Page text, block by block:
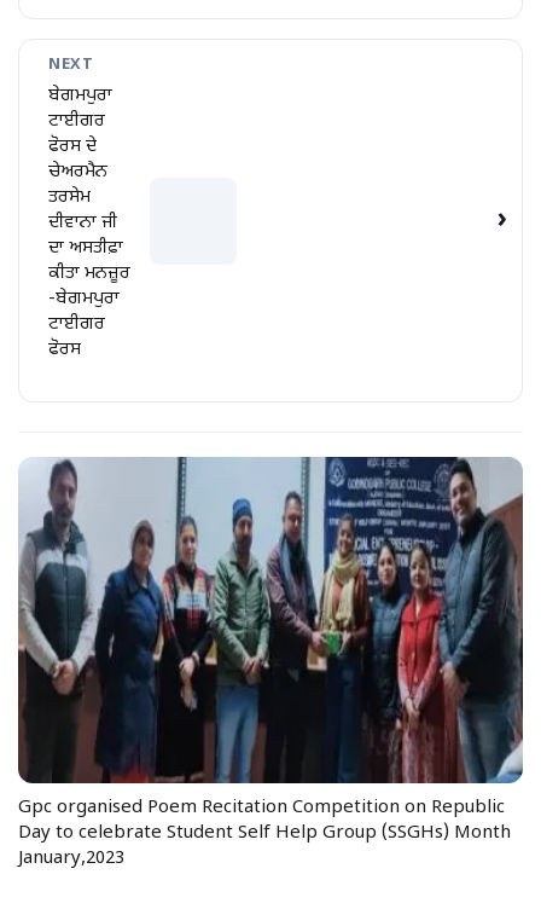
NEXT
ਬੇਗਮਪੁਰਾ
ਟਾਈਗਰ
ਫੋਰਸ ਦੇ
ਚੇਅਰਮੈਨ
ਤਰਸੇਮ
ਦੀਵਾਨਾ ਜੀ
ਦਾ ਅਸਤੀਫ਼ਾ
ਕੀਤਾ ਮਨਜ਼ੂਰ
-ਬੇਗਮਪੁਰਾ
ਟਾਈਗਰ
ਫੋਰਸ
›
Gpc organised Poem Recitation Competition on Republic
Day to celebrate Student Self Help Group (SSGHs) Month
January,2023